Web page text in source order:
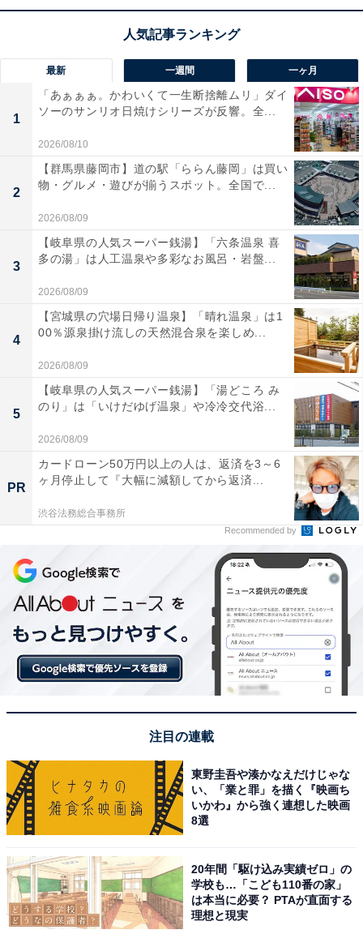
ブリッド仕様が嬉しいですね。キャリングハンドル付き
も配慮された扱いやすい1台です！
マキタ「充電式ファン CF203DZ」の口コミは？
マキタ「充電式ファン CF203DZ」には以下のような口
コミが寄せられています。
風力がとても強いうえに自動首振り機能がついてい
るので、夏の屋外作業やBBQでも大活躍しています
驚くほど音が静かなので、夜間に家庭の寝室やテン
ト内でサーキュレーターとして使っても全く気にな
りません
コンセントがないガレージや車中泊でも、手持ちの
マキタのバッテリーで長時間涼めるので本当に便利
です
夏の現場やアウトドアを快適に過ごしたい人や、コード
レスで場所を選ばず使えるタフな扇風機を探している人
には、おすすめの商品といえそうです。
【Amazonお買い得情報】マーシャル
「Bluetoothスピーカー」が特別価格で登場
中【5月15日】
最新 一週間 一ヶ月
1
「あぁぁぁ。かわいくて一生断捨離ムリ」ダイ
ソーのサンリオ日焼けシリーズが反響。全...
2026/08/10
2
【群馬県藤岡市】道の駅「ららん藤岡」は買い
物・グルメ・遊びが揃うスポット。全国で...
2026/08/09
3
【岐阜県の人気スーパー銭湯】「六条温泉 喜
多の湯」は人工温泉や多彩なお風呂・岩盤...
2026/08/09
4
【宮城県の穴場日帰り温泉】「晴れ温泉」は1
00％源泉掛け流しの天然混合泉を楽しめ...
2026/08/09
5
【岐阜県の人気スーパー銭湯】「湯どころ み
のり」は「いけだゆげ温泉」や冷冷交代浴...
2026/08/09
PR
カードローン50万円以上の人は、返済を3～6
ヶ月停止して『大幅に減額してから返済...
渋谷法務総合事務所
Recommended by
注目の連載
東野圭吾や湊かなえだけじゃな
い、「業と罪」を描く『映画ち
いかわ』から強く連想した映画
8選
20年間「駆け込み実績ゼロ」の
学校も…「こども110番の家」
は本当に必要？ PTAが直面する
理想と現実